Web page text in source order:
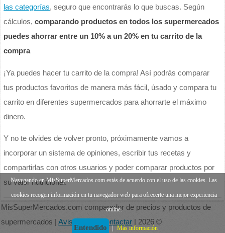
las categorías, seguro que encontrarás lo que buscas. Según
cálculos,comparando productos en todos los supermercados
puedes ahorrar entre un 10% a un 20% en tu carrito de la
compra
¡Ya puedes hacer tu carrito de la compra! Así podrás comparar
tus productos favoritos de manera más fácil, úsado y compara tu
carrito en diferentes supermercados para ahorrarte el máximo
dinero.
Y no te olvides de volver pronto, próximamente vamos a
incorporar un sistema de opiniones, escribir tus recetas y
compartirlas con otros usuarios y poder comparar productos por
su valor nutricional.
MisSuperMercados.com comparador de precios y productos de
supermercados |Aviso legal Contactar | 2026 ©
Navegando en MisSuperMercados.com estás de acuerdo con el uso de las cookies. Las
cookies recogen información en tu navegador web para ofrecerte una mejor experiencia
online.
Entendido Más información